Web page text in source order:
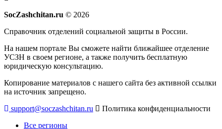
SocZashchitan.ru © 2026
Справочник отделений социальной защиты в России.
На нашем портале Вы сможете найти ближайшее отделение
УСЗН в своем регионе, а также получить бесплатную
юридическую консультацию.
Копирование материалов с нашего сайта без активной ссылки
на источник запрещено.
support@soczashchitan.ru
Политика конфиденциальности
Все регионы